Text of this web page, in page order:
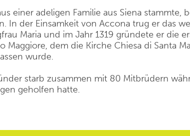
einer adeligen Familie aus Siena stammte,
In der Einsamkeit von Accona trug er das
Maria und im Jahr 1319 gründete er die
Maggiore, dem die Kirche Chiesa di Santa
wurde.
starb zusammen mit 80 Mitbrüdern
geholfen hatte.